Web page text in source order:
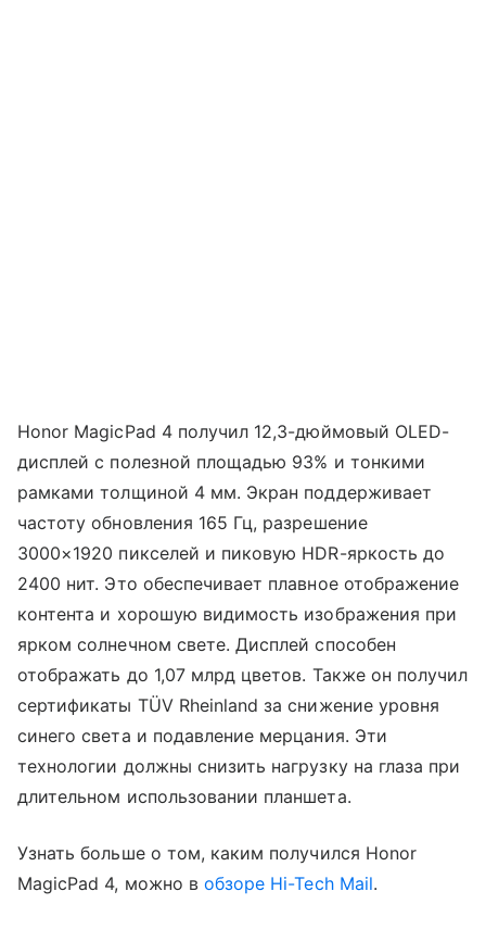
Honor MagicPad 4 получил 12,3-дюймовый OLED-
дисплей с полезной площадью 93% и тонкими
рамками толщиной 4 мм. Экран поддерживает
частоту обновления 165 Гц, разрешение
3000×1920 пикселей и пиковую HDR-яркость до
2400 нит. Это обеспечивает плавное отображение
контента и хорошую видимость изображения при
ярком солнечном свете. Дисплей способен
отображать до 1,07 млрд цветов. Также он получил
сертификаты TÜV Rheinland за снижение уровня
синего света и подавление мерцания. Эти
технологии должны снизить нагрузку на глаза при
длительном использовании планшета.
Узнать больше о том, каким получился Honor
MagicPad 4, можно в обзоре Hi-Tech Mail.